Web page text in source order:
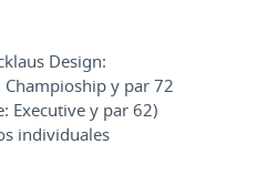
Design:
Champioship y par 72
Executive y par 62)
individuales